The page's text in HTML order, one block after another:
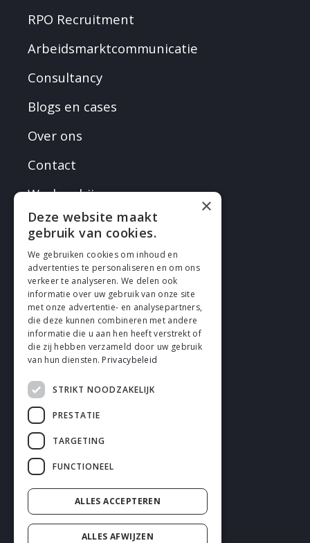
RPO Recruitment
Arbeidsmarktcommunicatie
Consultancy
Blogs en cases
Over ons
Contact
Werken bij
VOLG EN
Cookies
Privacy
Disclaimer
Algemene voorwaarden
×
Deze website maakt
gebruik van cookies.
We gebruiken cookies om inhoud en
advertenties te personaliseren en om ons
verkeer te analyseren. We delen ook
informatie over uw gebruik van onze site
met onze advertentie- en analysepartners,
die deze kunnen combineren met andere
informatie die u aan hen heeft verstrekt of
die zij hebben verzameld door uw gebruik
van hun diensten. Privacybeleid
STRIKT NOODZAKELIJK
PRESTATIE
TARGETING
FUNCTIONEEL
ALLES ACCEPTEREN
ALLES AFWIJZEN